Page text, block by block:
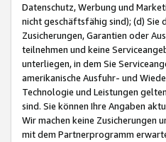
Datenschutz, Werbung und
nicht geschäftsfähig sind); (d) Sie
Zusicherungen, Garantien oder
teilnehmen und keine
unterliegen, in dem Sie
amerikanische Ausfuhr- und
Technologie und Leistungen
sind. Sie können Ihre Angaben
Wir machen keine Zusicherungen
mit dem Partnerprogramm